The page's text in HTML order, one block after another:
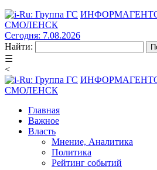
СМОЛЕНСК
Сегодня: 7.08.2026
Найти:
☰
<
СМОЛЕНСК
Главная
Важное
Власть
Мнение, Аналитика
Политика
Рейтинг событий